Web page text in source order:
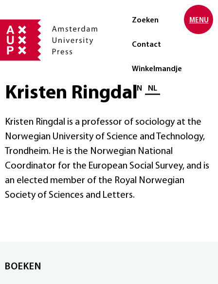
Zoeken
Contact
Winkelmandje
Selecteer taal
EN NL
MENU
Kristen Ringdal
Kristen Ringdal is a professor of sociology at the
Norwegian University of Science and Technology,
Trondheim. He is the Norwegian National
Coordinator for the European Social Survey, and is
an elected member of the Royal Norwegian
Society of Sciences and Letters.
BOEKEN